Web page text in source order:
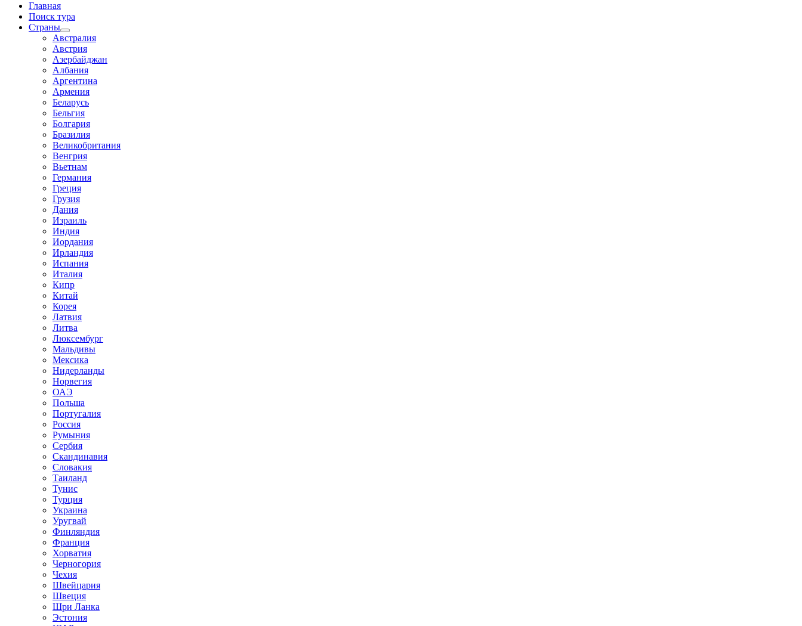
Главная
Поиск тура
Страны
Австралия
Австрия
Азербайджан
Албания
Аргентина
Армения
Беларусь
Бельгия
Болгария
Бразилия
Великобритания
Венгрия
Вьетнам
Германия
Греция
Грузия
Дания
Израиль
Индия
Иордания
Ирландия
Испания
Италия
Кипр
Китай
Корея
Латвия
Литва
Люксембург
Мальдивы
Мексика
Нидерланды
Норвегия
ОАЭ
Польша
Португалия
Россия
Румыния
Сербия
Скандинавия
Словакия
Таиланд
Тунис
Турция
Украина
Уругвай
Финляндия
Франция
Хорватия
Черногория
Чехия
Швейцария
Швеция
Шри Ланка
Эстония